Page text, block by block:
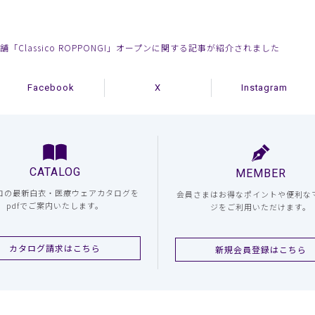
「Classico ROPPONGI」オープンに関する記事が紹介されました
Facebook X Instagram
CATALOG
の最新白衣・医療ウェアカタログを
pdfでご案内いたします。
カタログ請求はこちら
MEMBER
会員さまはお得なポイントや便利な
ジをご利用いただけます。
新規会員登録はこちら